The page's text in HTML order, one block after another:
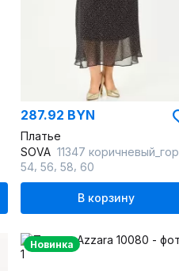
287.92 BYN
Платье
SOVA 11347 коричневый_горох
54 56 58 60
В корзину
Новинка